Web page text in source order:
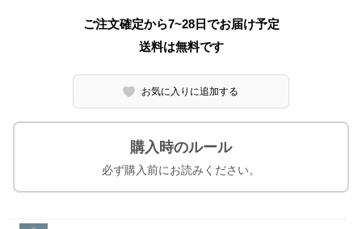
ご注文確定から7~28日でお届け予定
送料は無料です
お気に入りに追加する
購入時のルール
必ず購入前にお読みください。